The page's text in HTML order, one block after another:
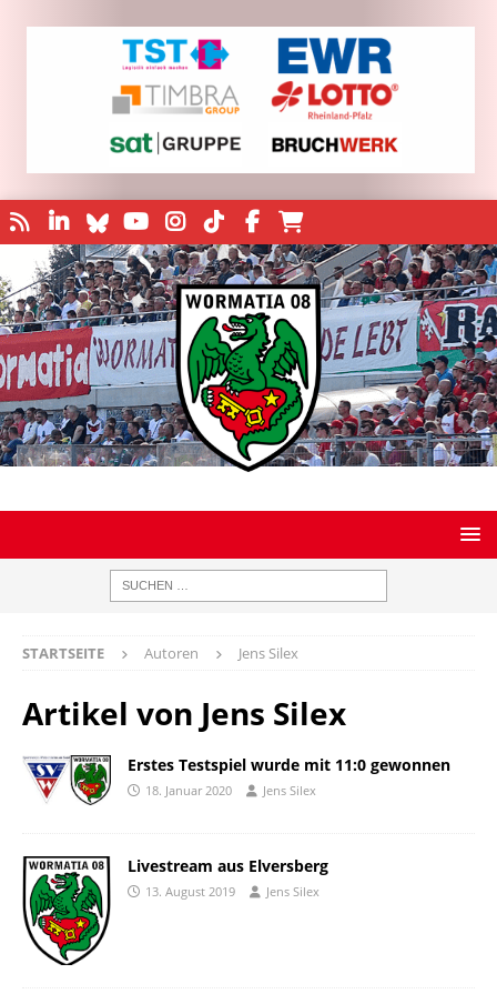
STARTSEITE Autoren Jens Silex
Artikel von Jens Silex
Erstes Testspiel wurde mit 11:0 gewonnen
18. Januar 2020 Jens Silex
Livestream aus Elversberg
13. August 2019 Jens Silex